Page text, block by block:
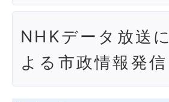
NHKデータ放送に
よる市政情報発信